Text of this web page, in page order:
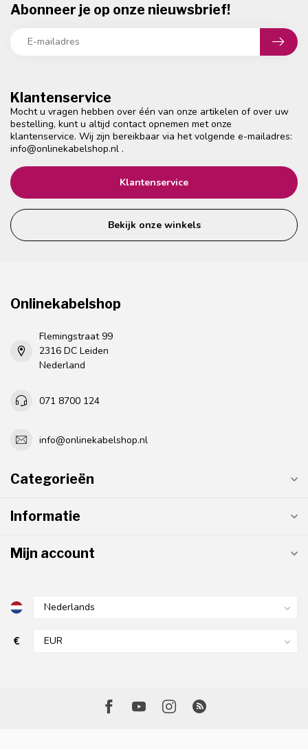
Klantenservice
Mocht u vragen hebben over één van onze artikelen of over uw
bestelling, kunt u altijd contact opnemen met onze
klantenservice. Wij zijn bereikbaar via het volgende e-mailadres:
info@onlinekabelshop.nl .
Klantenservice
Bekijk onze winkels
Abonneer je op onze nieuwsbrief!
Onlinekabelshop
Flemingstraat 99
2316 DC Leiden
Nederland
071 8700 124
info@onlinekabelshop.nl
Categorieën
Informatie
Mijn account
€